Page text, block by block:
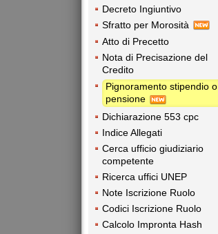
Decreto Ingiuntivo
Sfratto per Morosità
Atto di Precetto
Nota di Precisazione del
Credito
Pignoramento stipendio o
pensione
Dichiarazione 553 cpc
Indice Allegati
Cerca ufficio giudiziario
competente
Ricerca uffici UNEP
Note Iscrizione Ruolo
Codici Iscrizione Ruolo
Calcolo Impronta Hash